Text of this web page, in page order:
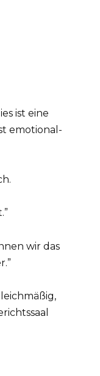
ist eine
emotional-
wir das